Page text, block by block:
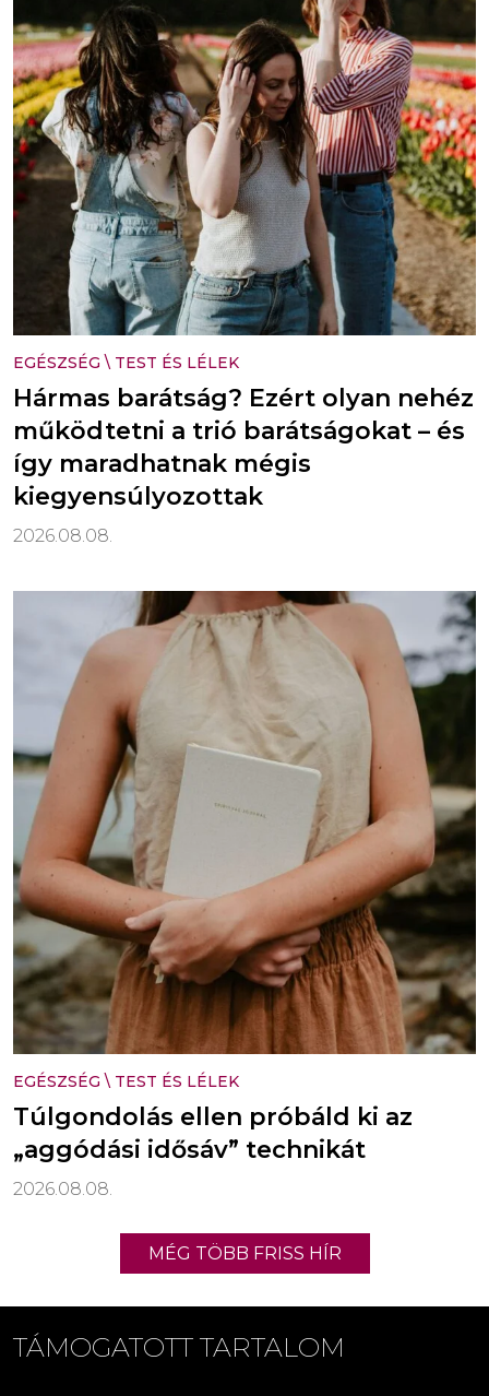
EGÉSZSÉG \ TEST ÉS LÉLEK
Hármas barátság? Ezért olyan nehéz
működtetni a trió barátságokat – és
így maradhatnak mégis
kiegyensúlyozottak
2026.08.08.
EGÉSZSÉG \ TEST ÉS LÉLEK
Túlgondolás ellen próbáld ki az
„aggódási idősáv” technikát
2026.08.08.
MÉG TÖBB FRISS HÍR
TÁMOGATOTT TARTALOM